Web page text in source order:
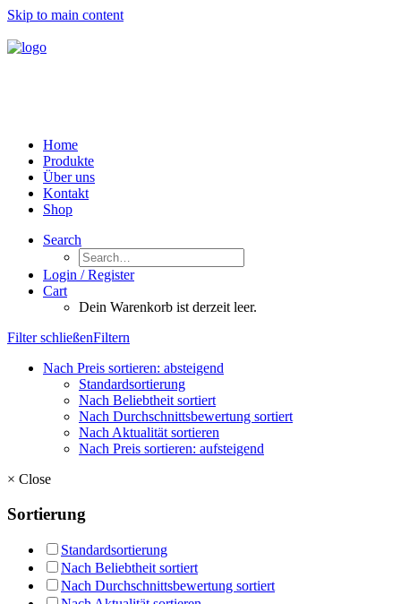
Skip to main content
Home
Produkte
Über uns
Kontakt
Shop
Search
Login / Register
Cart
Dein Warenkorb ist derzeit leer.
Filter schließenFiltern
Nach Preis sortieren: absteigend
Standardsortierung
Nach Beliebtheit sortiert
Nach Durchschnittsbewertung sortiert
Nach Aktualität sortieren
Nach Preis sortieren: aufsteigend
× Close
Sortierung
Standardsortierung
Nach Beliebtheit sortiert
Nach Durchschnittsbewertung sortiert